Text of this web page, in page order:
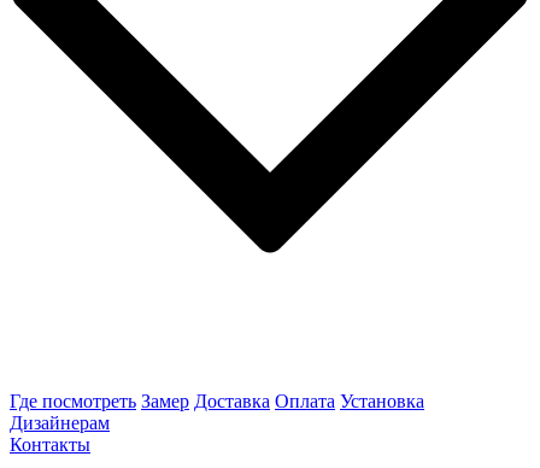
Где посмотреть Замер Доставка Оплата Установка
Дизайнерам
Контакты